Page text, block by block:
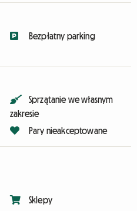
Bezpłatny parking
Sprzątanie we własnym
zakresie
Pary nieakceptowane
Sklepy